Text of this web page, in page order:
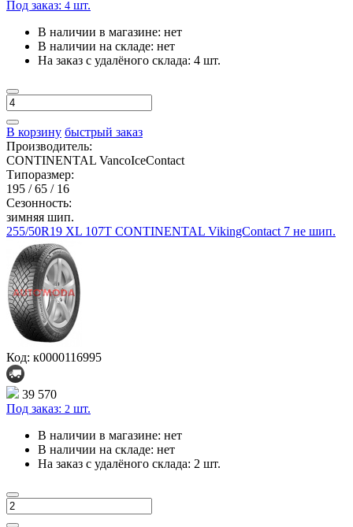
Под заказ: 4 шт.
В наличии в магазине: нет
В наличии на складе: нет
На заказ с удалёного склада: 4 шт.
В корзину быстрый заказ
Производитель:
CONTINENTAL VancoIceContact
Типоразмер:
195 / 65 / 16
Сезонность:
зимняя шип.
255/50R19 XL 107T CONTINENTAL VikingContact 7 не шип.
Код: к0000116995
39 570
Под заказ: 2 шт.
В наличии в магазине: нет
В наличии на складе: нет
На заказ с удалёного склада: 2 шт.